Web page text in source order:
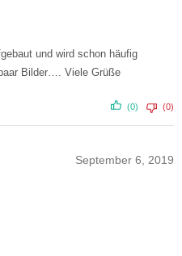
und wird schon häufig
Bilder…. Viele Grüße
(0) (0)
September 6, 2019